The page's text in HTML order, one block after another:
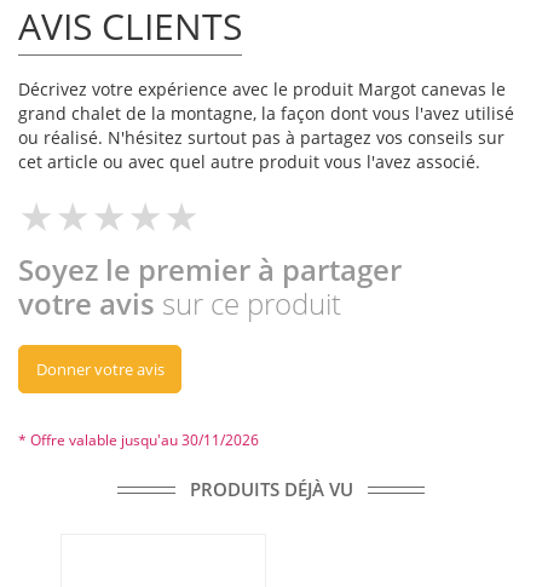
AVIS CLIENTS
Décrivez votre expérience avec le produit Margot canevas le
grand chalet de la montagne, la façon dont vous l'avez utilisé
ou réalisé. N'hésitez surtout pas à partagez vos conseils sur
cet article ou avec quel autre produit vous l'avez associé.
Soyez le premier à partager
votre avis sur ce produit
Donner votre avis
* Offre valable jusqu'au 30/11/2026
PRODUITS DÉJÀ VU